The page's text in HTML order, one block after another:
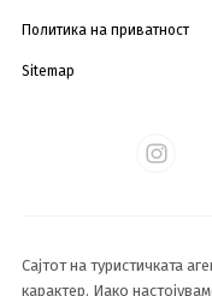
Политика на приватност
Sitemap
Сајтот на туристичката
карактер. Иако